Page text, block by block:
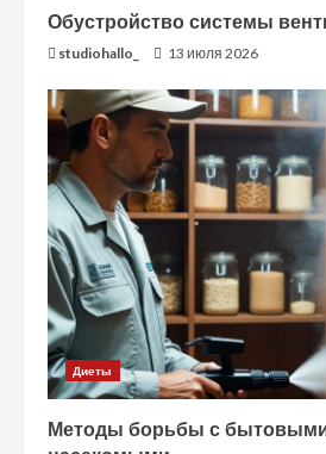
Обустройство системы
studiohallo_ 13 июля 2026
Диеты
Методы борьбы с